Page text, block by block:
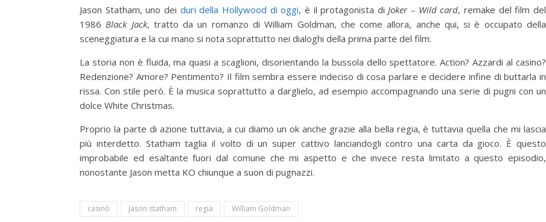
Jason Statham, uno dei duri della Hollywood di oggi, è il protagonista diJoker – Wild card, remake del film del
1986Black Jack, tratto da un romanzo di William Goldman, che come allora, anche qui, si è occupato della
sceneggiatura e la cui mano si nota soprattutto nei dialoghi della prima parte del film.
La storia non è fluida, ma quasi a scaglioni, disorientando la bussola dello spettatore. Action? Azzardi al casino?
Redenzione? Amore? Pentimento? Il film sembra essere indeciso di cosa parlare e decidere infine di buttarla in
rissa. Con stile però. È la musica soprattutto a darglielo, ad esempio accompagnando una serie di pugni con un
dolce White Christmas.
Proprio la parte di azione tuttavia, a cui diamo un ok anche grazie alla bella regia, è tuttavia quella che mi lascia
più interdetto. Statham taglia il volto di un super cattivo lanciandogli contro una carta da gioco. È questo
improbabile ed esaltante fuori dal comune che mi aspetto e che invece resta limitato a questo episodio,
nonostante Jason metta KO chiunque a suon di pugnazzi.
casinò Jason statham regia William Goldman